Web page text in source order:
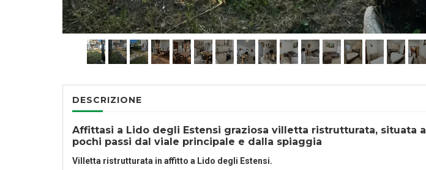
DESCRIZIONE
Affittasi a Lido degli Estensi graziosa villetta ristrutturata, situata a
pochi passi dal viale principale e dalla spiaggia
Villetta ristrutturata in affitto a Lido degli Estensi.